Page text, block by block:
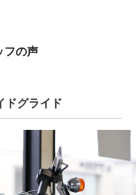
フの声
ドグライド